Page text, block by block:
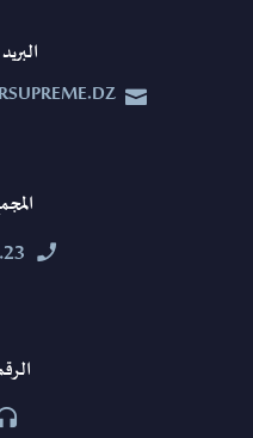




23. 07. 24. 023